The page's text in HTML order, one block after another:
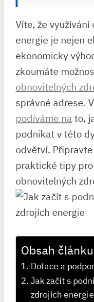
Víte, že
energie je nejen
ekonomicky
zkoumáte
obnovitelných
správné adrese. V
podíváme na to,
podnikat v této
odvětví.
praktické tipy
obnovitelných
Obsah článku
Dotace a
Jak začít s
zdrojích energie